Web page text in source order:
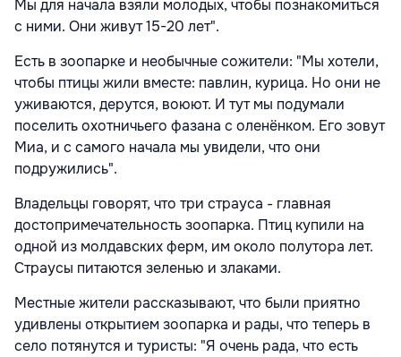
Мы для начала взяли молодых, чтобы познакомиться
с ними. Они живут 15-20 лет".
Есть в зоопарке и необычные сожители: "Мы хотели,
чтобы птицы жили вместе: павлин, курица. Но они не
уживаются, дерутся, воюют. И тут мы подумали
поселить охотничьего фазана с оленёнком. Его зовут
Миа, и с самого начала мы увидели, что они
подружились".
Владельцы говорят, что три страуса - главная
достопримечательность зоопарка. Птиц купили на
одной из молдавских ферм, им около полутора лет.
Страусы питаются зеленью и злаками.
Местные жители рассказывают, что были приятно
удивлены открытием зоопарка и рады, что теперь в
село потянутся и туристы: "Я очень рада, что есть